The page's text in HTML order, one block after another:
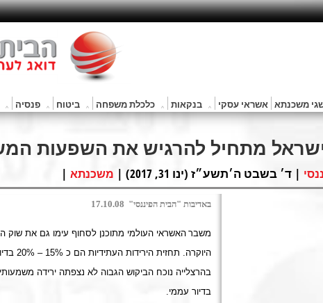
משכנתא אשראי עסקי בנקאות כלכלת משפחה ביטוח פנסיה
מתחיל להרגיש את השפעות
| ד׳ בשבט ה׳תשע״ז (ינו 31, 2017) | משכנתא |
באדיבות "הבית הפיננסי" 17.10.08
משבר האשראי העולמי מתוכנן לסחוף עימו גם את שוק
היוקרה. תחזית הירידות העתידיות הם כ 15% – 20% בדיור יוקרה וכ 10%
בהרצלייה נוכח הביקוש הגבוה לא נצפתה ירידה
בדיור עממי.